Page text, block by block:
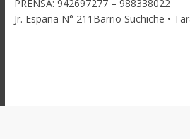
PRENSA: 942697277 – 988338022
Jr. España N° 211Barrio Suchiche •